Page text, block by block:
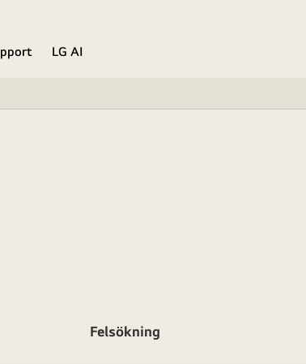
LG AI
Felsökning